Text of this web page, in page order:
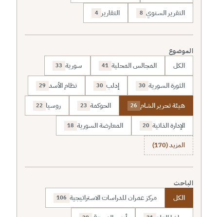
التقرير السنوي 8 التقارير 4
الموضوع
الكل المجالس المحلية 41 سورية 33
الثورة السورية 30 إدلب 30 نظام الأسد 29
هيئة تحرير الشام 26 الحوكمة 23 روسيا 22
الإدارة الذاتية 20 المعارضة السورية 18
المزيد (170)
الباحث
الكل مركز عمران للدراسات الاستراتيجية 106